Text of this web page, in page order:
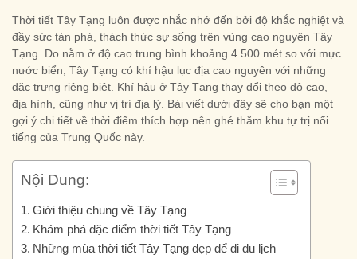
Thời tiết Tây Tạng luôn được nhắc nhớ đến bởi độ khắc nghiệt và
đầy sức tàn phá, thách thức sự sống trên vùng cao nguyên Tây
Tạng. Do nằm ở độ cao trung bình khoảng 4.500 mét so với mực
nước biển, Tây Tạng có khí hậu lục địa cao nguyên với những
đặc trưng riêng biệt. Khí hậu ở Tây Tạng thay đổi theo độ cao,
địa hình, cũng như vị trí địa lý. Bài viết dưới đây sẽ cho bạn một
gợi ý chi tiết về thời điểm thích hợp nên ghé thăm khu tự trị nổi
tiếng của Trung Quốc này.
Nội Dung:
Giới thiệu chung về Tây Tạng
Khám phá đặc điểm thời tiết Tây Tạng
Những mùa thời tiết Tây Tạng đẹp để đi du lịch